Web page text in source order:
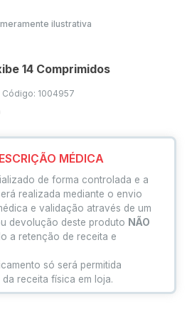
ilustrativa
14 Comprimidos
Código: 1004957
MÉDICA
de forma controlada e a
realizada mediante o envio
e validação através de um
devolução deste produto NÃO
a retenção de receita e
só será permitida
receita física em loja.